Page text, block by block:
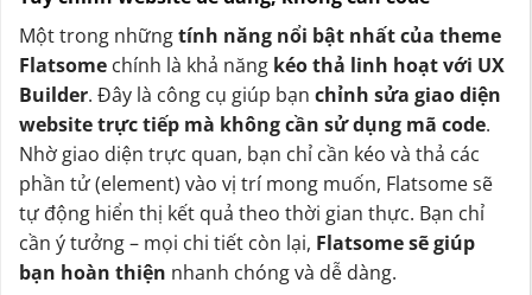
Một trong nhữngtính năng nổi bật nhất của theme
Flatsome chính là khả năng kéo thả linh hoạt với UX
Builder. Đây là công cụ giúp bạn chỉnh sửa giao diện
website trực tiếp mà không cần sử dụng mã code.
Nhờ giao diện trực quan, bạn chỉ cần kéo và thả các
phần tử (element) vào vị trí mong muốn, Flatsome sẽ
tự động hiển thị kết quả theo thời gian thực. Bạn chỉ
cần ý tưởng – mọi chi tiết còn lại, Flatsome sẽ giúp
bạn hoàn thiện nhanh chóng và dễ dàng.